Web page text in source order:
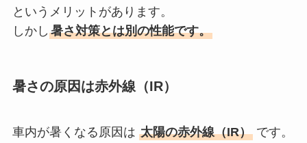
というメリットがあります。
しかし 暑さ対策とは別の性能です。
暑さの原因は赤外線（IR）
車内が暑くなる原因は 太陽の赤外線（IR）です。